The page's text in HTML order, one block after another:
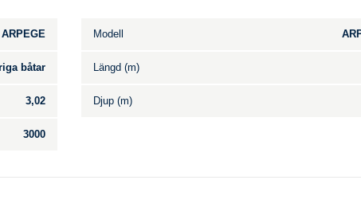
ARPEGE Modell
båtar Längd (m)
3,02 Djup (m)
3000